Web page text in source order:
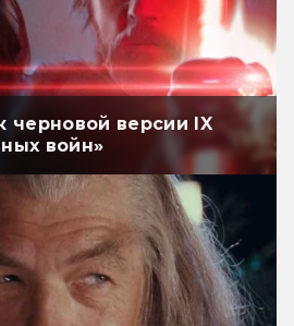
черновой версии IX
войн»